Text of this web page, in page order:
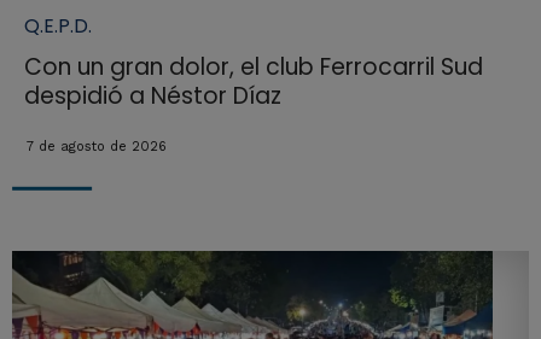
Q.E.P.D.
Con un gran dolor, el club Ferrocarril Sud
despidió a Néstor Díaz
7 de agosto de 2026